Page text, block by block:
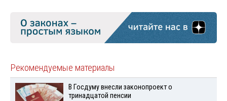
Рекомендуемые материалы
В Госдуму внесли законопроект о
тринадцатой пенсии